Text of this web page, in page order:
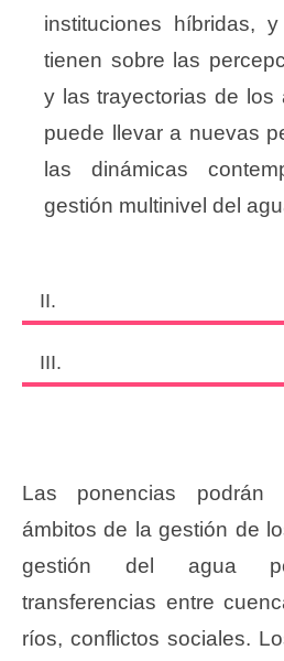
instituciones híbridas,
tienen sobre las
y las trayectorias de los
puede llevar a nuevas
las dinámicas
gestión multinivel del
II.
III.
Las ponencias podrán
ámbitos de la gestión de
gestión del agua
transferencias entre
ríos, conflictos sociales.